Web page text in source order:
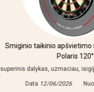
Smiginio taikinio apšvietimo
Polaris 120°
superinis dalykas, uzmaciau,
Data 12/06/2026 Nuo